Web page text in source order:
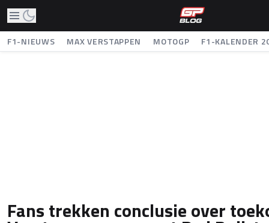
F1-NIEUWS MAX VERSTAPPEN MOTOGP F1-KALENDER
Fans trekken conclusie over